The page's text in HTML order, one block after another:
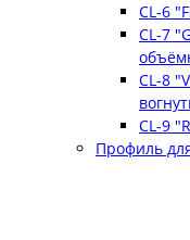
CL-6
CL-7
CL-8
CL-9
Профиль